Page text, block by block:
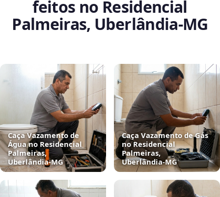
feitos no Residencial
Palmeiras, Uberlândia‑MG
Caça Vazamento de
Água no Residencial
Palmeiras,
Uberlândia‑MG
Caça Vazamento de Gás
no Residencial
Palmeiras,
Uberlândia‑MG